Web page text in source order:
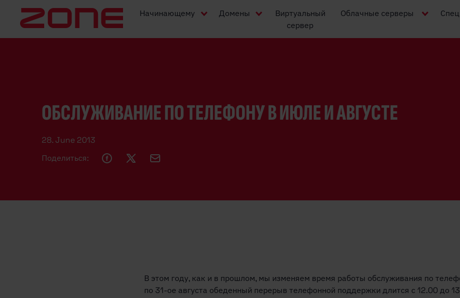
Начинающему
Домены
Виртуальный
сервер
Облачные серверы
ОБСЛУЖИВАНИЕ ПО ТЕЛЕФОНУ В ИЮЛЕ И АВГУСТЕ
28. June 2013
Поделиться:
В этом году, как и в прошлом, мы изменяем время работы обслуживания по
по 31-ое августа обеденный перерыв телефонной поддержки длится с 12.00 до